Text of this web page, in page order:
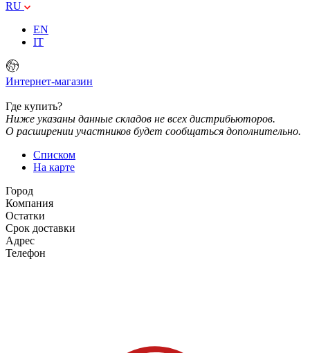
RU
EN
IT
Интернет-магазин
Где купить?
Ниже указаны данные складов не всех дистрибьюторов.
О расширении участников будет сообщаться дополнительно.
Списком
На карте
Город
Компания
Остатки
Срок доставки
Адрес
Телефон